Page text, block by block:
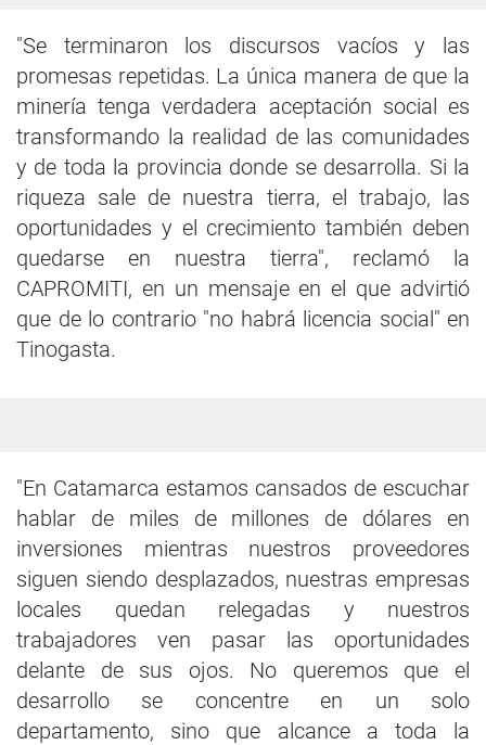
"Se terminaron los discursos vacíos y las
promesas repetidas. La única manera de que la
minería tenga verdadera aceptación social es
transformando la realidad de las comunidades
y de toda la provincia donde se desarrolla. Si la
riqueza sale de nuestra tierra, el trabajo, las
oportunidades y el crecimiento también deben
quedarse en nuestra tierra", reclamó la
CAPROMITI, en un mensaje en el que advirtió
que de lo contrario "no habrá licencia social" en
Tinogasta.
"En Catamarca estamos cansados de escuchar
hablar de miles de millones de dólares en
inversiones mientras nuestros proveedores
siguen siendo desplazados, nuestras empresas
locales quedan relegadas y nuestros
trabajadores ven pasar las oportunidades
delante de sus ojos. No queremos que el
desarrollo se concentre en un solo
departamento, sino que alcance a toda la